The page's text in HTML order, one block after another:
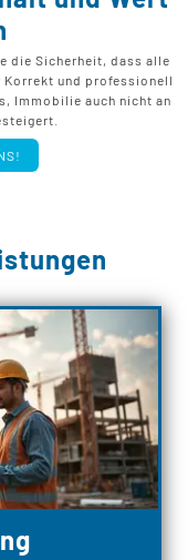
die Sicherheit, dass alle
Korrekt und professionell
Immobilie auch nicht an